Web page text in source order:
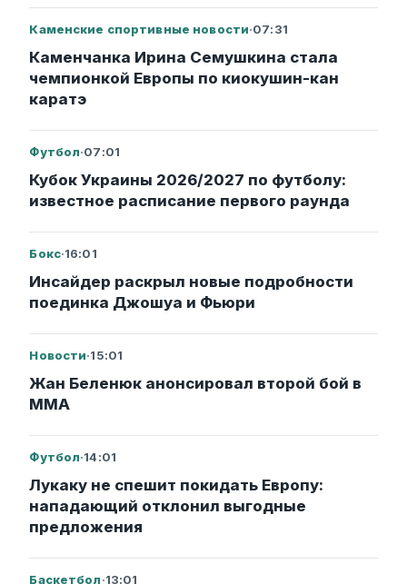
Каменские спортивные новости·07:31
Каменчанка Ирина Семушкина стала
чемпионкой Европы по киокушин-кан
каратэ
Футбол·07:01
Кубок Украины 2026/2027 по футболу:
известное расписание первого раунда
Бокс·16:01
Инсайдер раскрыл новые подробности
поединка Джошуа и Фьюри
Новости·15:01
Жан Беленюк анонсировал второй бой в
ММА
Футбол·14:01
Лукаку не спешит покидать Европу:
нападающий отклонил выгодные
предложения
Баскетбол·13:01